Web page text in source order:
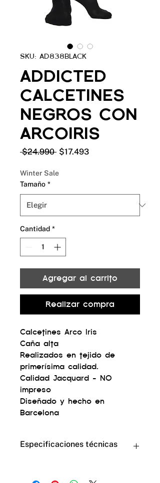
SKU: AD838BLACK
ADDICTED
CALCETINES
NEGROS CON
ARCOIRIS
$24.990 Precio
$17.493Precio
Winter Sale
Tamaño *
Cantidad *
Agregar al carrito
Realizar compra
Calcetines Arco Iris
Caña alta
Realizados en tejido de
primerísima calidad.
Calidad Jacquard - NO
impreso
Diseñado y hecho en
Barcelona
Especificaciones técnicas